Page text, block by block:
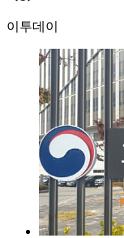
이투데이